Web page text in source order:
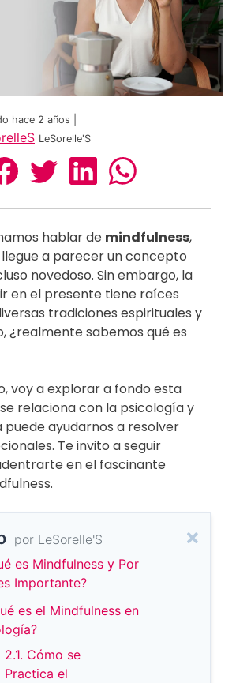
hace 2 años |
LeSorelle'S
hablar de mindfulness,
a parecer un concepto
novedoso. Sin embargo, la
en el presente tiene raíces
tradiciones espirituales y
¿realmente sabemos qué es
voy a explorar a fondo esta
relaciona con la psicología y
puede ayudarnos a resolver
Te invito a seguir
en el fascinante
por LeSorelle'S
es Mindfulness y Por
Importante?
es el Mindfulness en
2.1. Cómo se
Practica el